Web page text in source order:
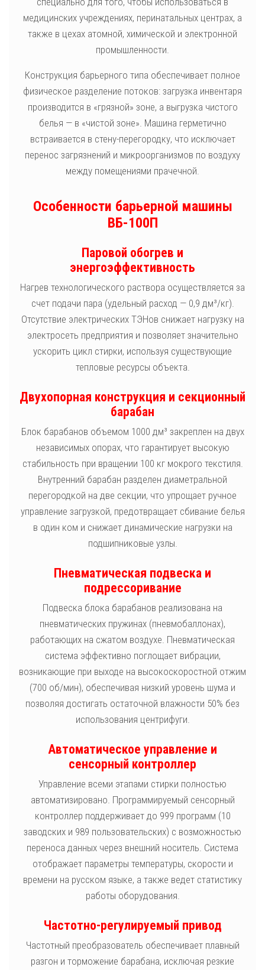
медицинских учреждениях, перинатальных центрах, а
также в цехах атомной, химической и электронной
промышленности.
Конструкция барьерного типа обеспечивает полное
физическое разделение потоков: загрузка инвентаря
производится в «грязной» зоне, а выгрузка чистого
белья — в «чистой зоне». Машина герметично
встраивается в стену-перегородку, что исключает
перенос загрязнений и микроорганизмов по воздуху
между помещениями прачечной.
Особенности барьерной машины
ВБ-100П
Паровой обогрев и
энергоэффективность
Нагрев технологического раствора осуществляется за
счет подачи пара (удельный расход — 0,9 дм³/кг).
Отсутствие электрических ТЭНов снижает нагрузку на
электросеть предприятия и позволяет значительно
ускорить цикл стирки, используя существующие
тепловые ресурсы объекта.
Двухопорная конструкция и секционный
барабан
Блок барабанов объемом 1000 дм³ закреплен на двух
независимых опорах, что гарантирует высокую
стабильность при вращении 100 кг мокрого текстиля.
Внутренний барабан разделен диаметральной
перегородкой на две секции, что упрощает ручное
управление загрузкой, предотвращает сбивание белья
в один ком и снижает динамические нагрузки на
подшипниковые узлы.
Пневматическая подвеска и
подрессоривание
Подвеска блока барабанов реализована на
пневматических пружинах (пневмобаллонах),
работающих на сжатом воздухе. Пневматическая
система эффективно поглощает вибрации,
возникающие при выходе на высокоскоростной отжим
(700 об/мин), обеспечивая низкий уровень шума и
позволяя достигать остаточной влажности 50% без
использования центрифуги.
Автоматическое управление и
сенсорный контроллер
Управление всеми этапами стирки полностью
автоматизировано. Программируемый сенсорный
контроллер поддерживает до 999 программ (10
заводских и 989 пользовательских) с возможностью
переноса данных через внешний носитель. Система
отображает параметры температуры, скорости и
времени на русском языке, а также ведет статистику
работы оборудования.
Частотно-регулируемый привод
Частотный преобразователь обеспечивает плавный
разгон и торможение барабана, исключая резкие